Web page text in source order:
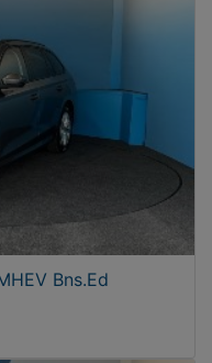
Bns.Ed